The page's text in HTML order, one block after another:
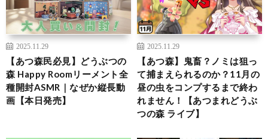
2025.11.29
【あつ森民必見】どうぶつの
森 Happy Roomリーメント全
種開封ASMR｜なぜか縦長動
画【本日発売】
2025.11.29
【あつ森】鬼畜？ノミは狙っ
て捕まえられるのか？11月の
昼の虫をコンプするまで終わ
れません！【あつまれどうぶ
つの森 ライブ】